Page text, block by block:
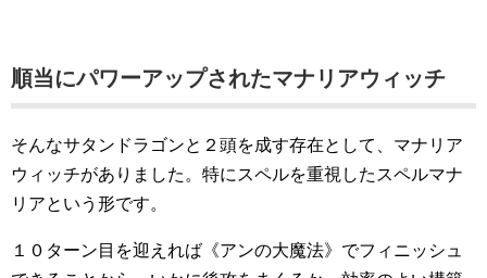
順当にパワーアップされたマナリアウィッチ
そんなサタンドラゴンと２頭を成す存在として、マナリア
ウィッチがありました。特にスペルを重視したスペルマナ
リアという形です。
１０ターン目を迎えれば《アンの大魔法》でフィニッシュ